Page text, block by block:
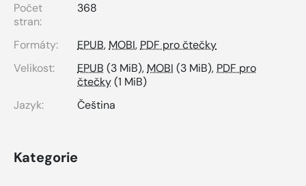
Počet
stran:
368
Formáty: EPUB,MOBI,PDF pro čtečky
Velikost:
EPUB (3 MiB),MOBI (3 MiB),PDF pro
čtečky(1 MiB)
Jazyk:
Čeština
Kategorie